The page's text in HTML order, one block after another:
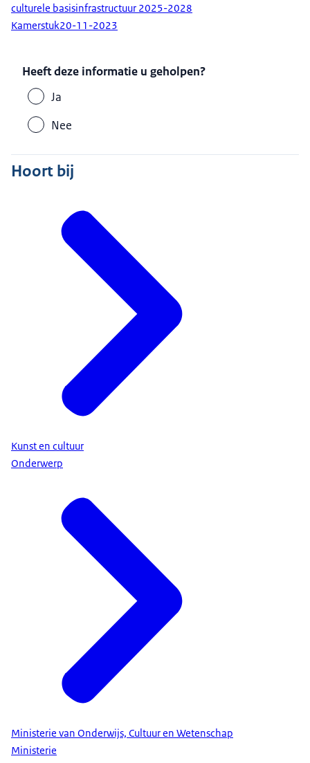
culturele basisinfrastructuur 2025-2028
Kamerstuk20-11-2023
Heeft deze informatie u geholpen?
Ja
Nee
Hoort bij
Kunst en cultuur
Onderwerp
Ministerie van Onderwijs, Cultuur en Wetenschap
Ministerie